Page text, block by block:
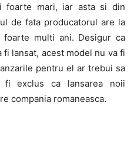
foarte mari, iar asta si din
de fata producatorul are la
multi ani. Desigur ca
fi lansat, acest model nu va fi
pentru el ar trebui sa
fi exclus ca lansarea noii
compania romaneasca.